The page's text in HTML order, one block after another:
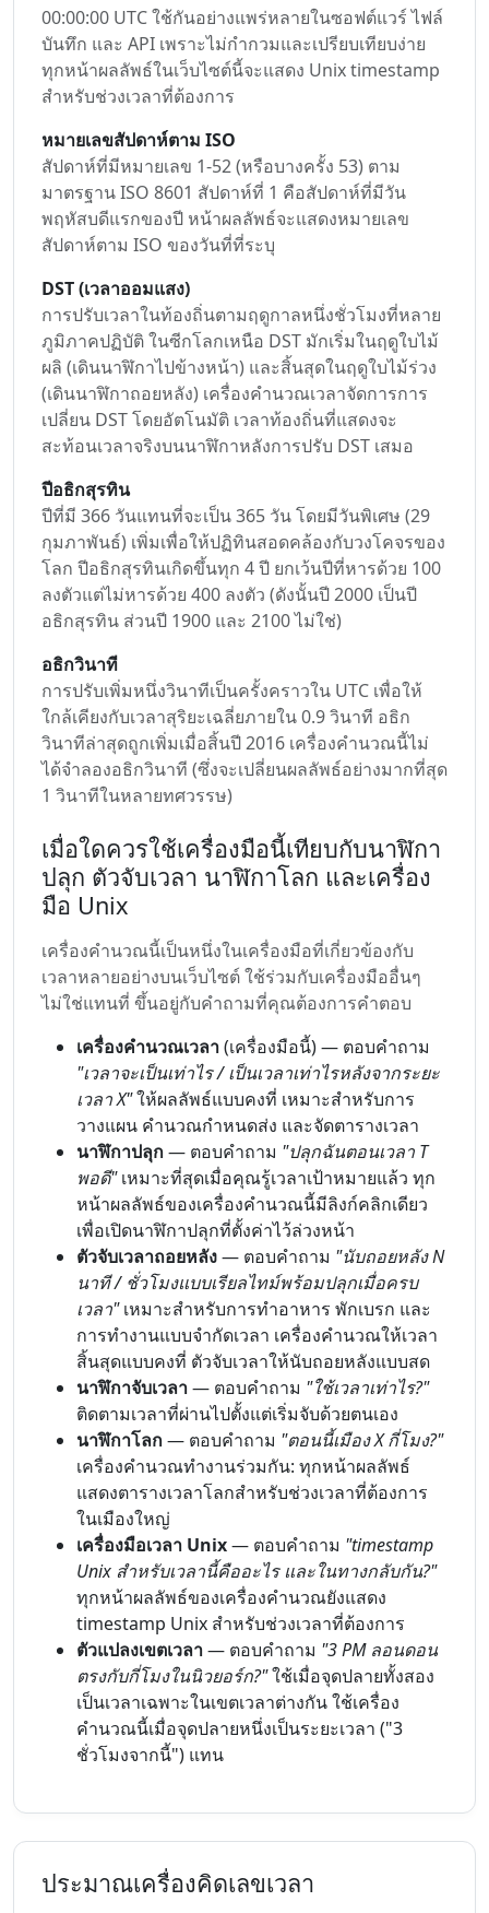
00:00:00 UTC ใช้กันอย่างแพร่หลายในซอฟต์แวร์ ไฟล์
บันทึก และ API เพราะไม่กำกวมและเปรียบเทียบง่าย
ทุกหน้าผลลัพธ์ในเว็บไซต์นี้จะแสดง Unix timestamp
สำหรับช่วงเวลาที่ต้องการ
หมายเลขสัปดาห์ตาม ISO
สัปดาห์ที่มีหมายเลข 1-52 (หรือบางครั้ง 53) ตาม
มาตรฐาน ISO 8601 สัปดาห์ที่ 1 คือสัปดาห์ที่มีวัน
พฤหัสบดีแรกของปี หน้าผลลัพธ์จะแสดงหมายเลข
สัปดาห์ตาม ISO ของวันที่ที่ระบุ
DST (เวลาออมแสง)
การปรับเวลาในท้องถิ่นตามฤดูกาลหนึ่งชั่วโมงที่หลาย
ภูมิภาคปฏิบัติ ในซีกโลกเหนือ DST มักเริ่มในฤดูใบไม้
ผลิ (เดินนาฬิกาไปข้างหน้า) และสิ้นสุดในฤดูใบไม้ร่วง
(เดินนาฬิกาถอยหลัง) เครื่องคำนวณเวลาจัดการการ
เปลี่ยน DST โดยอัตโนมัติ เวลาท้องถิ่นที่แสดงจะ
สะท้อนเวลาจริงบนนาฬิกาหลังการปรับ DST เสมอ
ปีอธิกสุรทิน
ปีที่มี 366 วันแทนที่จะเป็น 365 วัน โดยมีวันพิเศษ (29
กุมภาพันธ์) เพิ่มเพื่อให้ปฏิทินสอดคล้องกับวงโคจรของ
โลก ปีอธิกสุรทินเกิดขึ้นทุก 4 ปี ยกเว้นปีที่หารด้วย 100
ลงตัวแต่ไม่หารด้วย 400 ลงตัว (ดังนั้นปี 2000 เป็นปี
อธิกสุรทิน ส่วนปี 1900 และ 2100 ไม่ใช่)
อธิกวินาที
การปรับเพิ่มหนึ่งวินาทีเป็นครั้งคราวใน UTC เพื่อให้
ใกล้เคียงกับเวลาสุริยะเฉลี่ยภายใน 0.9 วินาที อธิก
วินาทีล่าสุดถูกเพิ่มเมื่อสิ้นปี 2016 เครื่องคำนวณนี้ไม่
ได้จำลองอธิกวินาที (ซึ่งจะเปลี่ยนผลลัพธ์อย่างมากที่สุด
1 วินาทีในหลายทศวรรษ)
เมื่อใดควรใช้เครื่องมือนี้เทียบกับนาฬิกา
ปลุก ตัวจับเวลา นาฬิกาโลก และเครื่อง
มือ Unix
เครื่องคำนวณนี้เป็นหนึ่งในเครื่องมือที่เกี่ยวข้องกับ
เวลาหลายอย่างบนเว็บไซต์ ใช้ร่วมกับเครื่องมืออื่นๆ
ไม่ใช่แทนที่ ขึ้นอยู่กับคำถามที่คุณต้องการคำตอบ
เครื่องคำนวณเวลา(เครื่องมือนี้) — ตอบคำถาม
"เวลาจะเป็นเท่าไร / เป็นเวลาเท่าไรหลังจากระยะ
เวลา X"ให้ผลลัพธ์แบบคงที่ เหมาะสำหรับการ
วางแผน คำนวณกำหนดส่ง และจัดตารางเวลา
นาฬิกาปลุก— ตอบคำถาม "ปลุกฉันตอนเวลา T
พอดี"เหมาะที่สุดเมื่อคุณรู้เวลาเป้าหมายแล้ว ทุก
หน้าผลลัพธ์ของเครื่องคำนวณนี้มีลิงก์คลิกเดียว
เพื่อเปิดนาฬิกาปลุกที่ตั้งค่าไว้ล่วงหน้า
ตัวจับเวลาถอยหลัง— ตอบคำถาม "นับถอยหลัง N
นาที / ชั่วโมงแบบเรียลไทม์พร้อมปลุกเมื่อครบ
เวลา"เหมาะสำหรับการทำอาหาร พักเบรก และ
การทำงานแบบจำกัดเวลา เครื่องคำนวณให้เวลา
สิ้นสุดแบบคงที่ ตัวจับเวลาให้นับถอยหลังแบบสด
นาฬิกาจับเวลา— ตอบคำถาม "ใช้เวลาเท่าไร?"
ติดตามเวลาที่ผ่านไปตั้งแต่เริ่มจับด้วยตนเอง
นาฬิกาโลก— ตอบคำถาม "ตอนนี้เมือง X กี่โมง?"
เครื่องคำนวณทำงานร่วมกัน: ทุกหน้าผลลัพธ์
แสดงตารางเวลาโลกสำหรับช่วงเวลาที่ต้องการ
ในเมืองใหญ่
เครื่องมือเวลา Unix— ตอบคำถาม "timestamp
Unix สำหรับเวลานี้คืออะไร และในทางกลับกัน?"
ทุกหน้าผลลัพธ์ของเครื่องคำนวณยังแสดง
timestamp Unix สำหรับช่วงเวลาที่ต้องการ
ตัวแปลงเขตเวลา— ตอบคำถาม "3 PM ลอนดอน
ตรงกับกี่โมงในนิวยอร์ก?"ใช้เมื่อจุดปลายทั้งสอง
เป็นเวลาเฉพาะในเขตเวลาต่างกัน ใช้เครื่อง
คำนวณนี้เมื่อจุดปลายหนึ่งเป็นระยะเวลา ("3
ชั่วโมงจากนี้") แทน
ประมาณเครื่องคิดเลขเวลา